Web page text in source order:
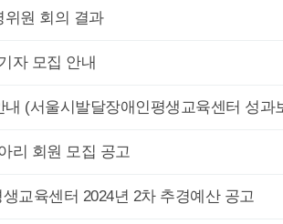
위원 회의 결과
자 모집 안내
내 (서울시발달장애인평생교육센터 성과
리 회원 모집 공고
교육센터 2024년 2차 추경예산 공고